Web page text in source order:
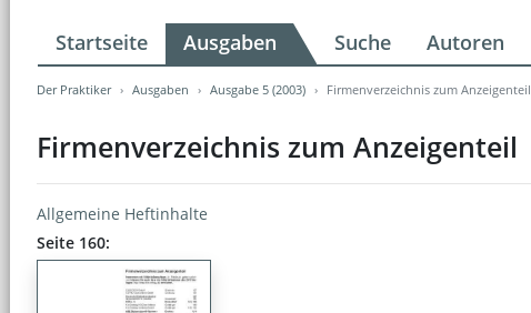
Startseite Ausgaben Suche Autoren
Der Praktiker Ausgaben Ausgabe 5 (2003) Firmenverzeichnis zum Anzeigenteil
Firmenverzeichnis zum Anzeigenteil
Allgemeine Heftinhalte
Seite 160: